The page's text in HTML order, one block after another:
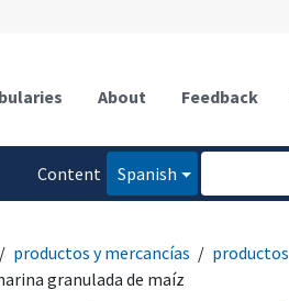
About Feedback
Content
Spanish
productos y mercancías
productos
granulada de maíz